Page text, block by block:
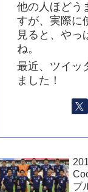
他の人ほどう
すが、実際に
見ると、やっ
ね。
最近、ツイッ
ました！
ブ